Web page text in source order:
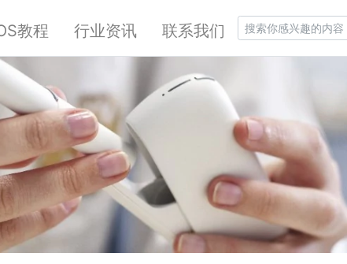
教程 行业资讯 联系我们